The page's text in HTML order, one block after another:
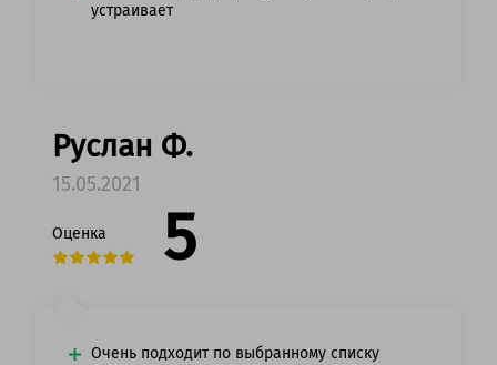
устраивает
Руслан Ф.
15.05.2021
Оценка 5
Очень подходит по выбранному списку